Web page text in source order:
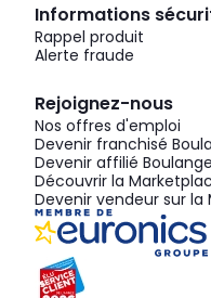
Informations
Rappel produit
Alerte fraude
Rejoignez-nous
Nos offres d'emploi
Devenir franchisé
Devenir affilié
Découvrir la
Devenir vendeur sur la